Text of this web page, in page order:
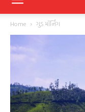
Home ગુડ મૉર્નિંગ